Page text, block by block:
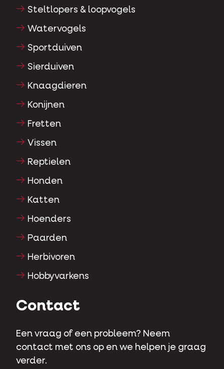
Steltlopers & loopvogels
Watervogels
Sportduiven
Sierduiven
Knaagdieren
Konijnen
Fretten
Vissen
Reptielen
Honden
Katten
Hoenders
Paarden
Herbivoren
Hobbyvarkens
Contact
Een vraag of een probleem? Neem
contact met ons op en we helpen je graag
verder.